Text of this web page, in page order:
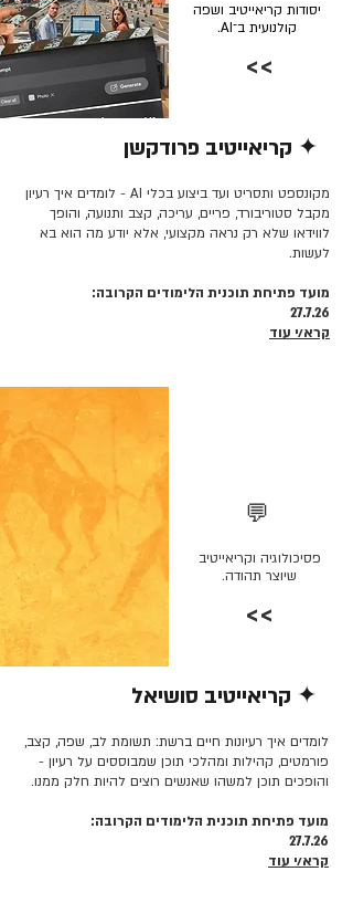
יסודות קריאייטיב ושפה
קולנועית ב־AI.
>>
✦ קריאייטיב פרודקשן
מקונספט ותסריט ועד ביצוע בכלי AI - לומדים איך רעיון
מקבל סטוריבורד, פריים, עריכה, קצב ותנועה, והופך
לווידאו שלא רק נראה מקצועי, אלא יודע מה הוא בא
לעשות.
מועד פתיחת תוכנית הלימודים הקרובה:
27.7.26
קרא/י עוד
💬
פסיכולוגיה וקריאייטיב
שיוצר תהודה.
>>
✦ קריאייטיב סושיאל
לומדים איך רעיונות חיים ברשת: תשומת לב, שפה, קצב,
פורמטים, קהילות ומהלכי תוכן שמבוססים על רעיון -
והופכים תוכן למשהו שאנשים רוצים להיות חלק ממנו.
מועד פתיחת תוכנית הלימודים הקרובה:
27.7.26
קרא/י עוד